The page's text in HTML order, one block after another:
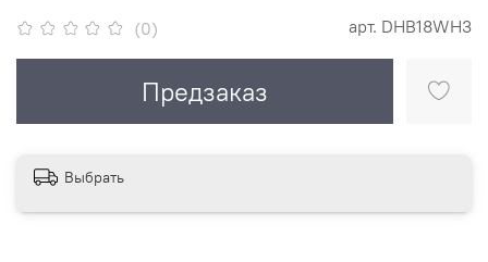
(0) арт. DHB18WH3
Предзаказ
Выбрать